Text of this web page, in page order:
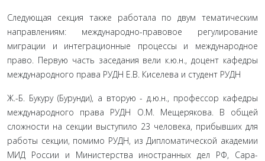
Следующая секция также работала по двум тематиче­ским
направлениям: международно-правовое регулирование
миграции и интеграционные процессы и международное
право. Первую часть заседания вели к.ю.н., доцент кафедры
международного права РУДН Е.В. Киселева и студент РУДН
Ж.-Б. Букуру (Бурунди), а вторую - д.ю.н., профессор кафе­дры
международного права РУДН О.М. Мещерякова. В общей
сложности на секции выступило 23 человека, прибывших для
работы секции, помимо РУДН, из Дипломатической акаде­мии
МИД России и Министерства иностранных дел РФ, Сара­